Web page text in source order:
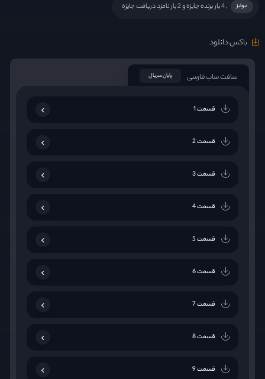
جوایز , 4 بار برنده جایزه و 2 بار نامزد دریافت جایزه
باکس دانلود
سافت ساب فارسی پایان سریال
قسمت 1
قسمت 2
قسمت 3
قسمت 4
قسمت 5
قسمت 6
قسمت 7
قسمت 8
قسمت 9